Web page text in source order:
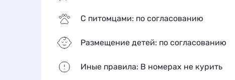
С питомцами: по согласованию
Размещение детей: по согласованию
Иные правила: В номерах не курить